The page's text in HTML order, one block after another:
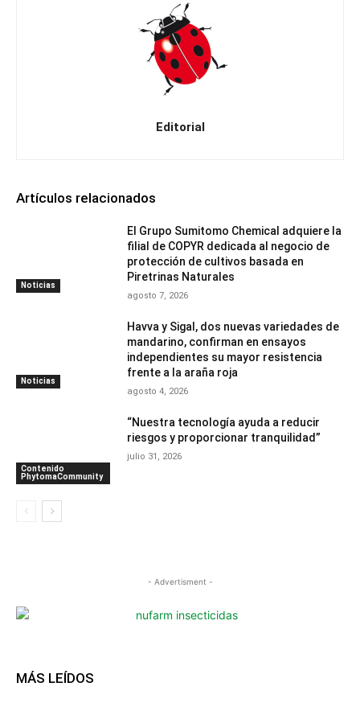
Editorial
Artículos relacionados
Noticias
El Grupo Sumitomo Chemical adquiere la
filial de COPYR dedicada al negocio de
protección de cultivos basada en
Piretrinas Naturales
agosto 7, 2026
Noticias
Havva y Sigal, dos nuevas variedades de
mandarino, confirman en ensayos
independientes su mayor resistencia
frente a la araña roja
agosto 4, 2026
Contenido
PhytomaCommunity
“Nuestra tecnología ayuda a reducir
riesgos y proporcionar tranquilidad”
julio 31, 2026
- Advertisment -
MÁS LEÍDOS